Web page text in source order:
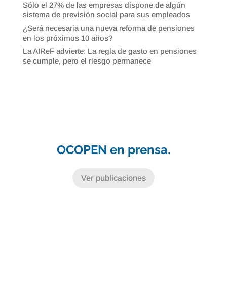
Sólo el 27% de las empresas dispone de algún
sistema de previsión social para sus empleados
¿Será necesaria una nueva reforma de pensiones
en los próximos 10 años?
La AIReF advierte: La regla de gasto en pensiones
se cumple, pero el riesgo permanece
OCOPEN en prensa.
Ver publicaciones